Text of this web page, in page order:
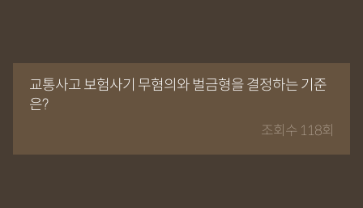
교통사고 보험사기 무혐의와 벌금형을 결정하는 기준
은?
조회수 118회